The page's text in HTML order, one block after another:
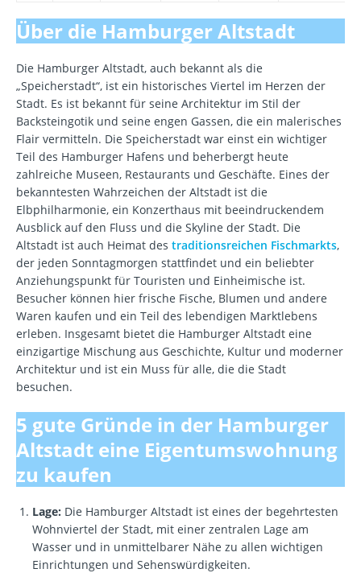
Über die Hamburger Altstadt
Die Hamburger Altstadt, auch bekannt als die
„Speicherstadt“, ist ein historisches Viertel im Herzen der
Stadt. Es ist bekannt für seine Architektur im Stil der
Backsteingotik und seine engen Gassen, die ein malerisches
Flair vermitteln. Die Speicherstadt war einst ein wichtiger
Teil des Hamburger Hafens und beherbergt heute
zahlreiche Museen, Restaurants und Geschäfte. Eines der
bekanntesten Wahrzeichen der Altstadt ist die
Elbphilharmonie, ein Konzerthaus mit beeindruckendem
Ausblick auf den Fluss und die Skyline der Stadt. Die
Altstadt ist auch Heimat des traditionsreichen Fischmarkts,
der jeden Sonntagmorgen stattfindet und ein beliebter
Anziehungspunkt für Touristen und Einheimische ist.
Besucher können hier frische Fische, Blumen und andere
Waren kaufen und ein Teil des lebendigen Marktlebens
erleben. Insgesamt bietet die Hamburger Altstadt eine
einzigartige Mischung aus Geschichte, Kultur und moderner
Architektur und ist ein Muss für alle, die die Stadt
besuchen.
5 gute Gründe in der Hamburger
Altstadt eine Eigentumswohnung
zu kaufen
Lage: Die Hamburger Altstadt ist eines der begehrtesten
Wohnviertel der Stadt, mit einer zentralen Lage am
Wasser und in unmittelbarer Nähe zu allen wichtigen
Einrichtungen und Sehenswürdigkeiten.